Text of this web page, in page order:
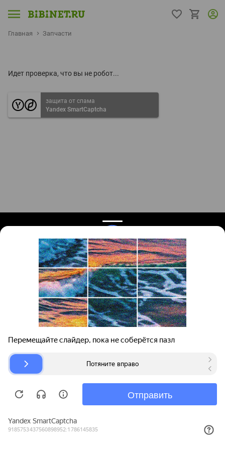
Главная Запчасти
Идет проверка, что вы не робот...
защита от спама
Yandex SmartCaptcha
Поиск запчастей
Для автокомпаний
Авторазборки
О проекте
Помощь
Карта сайта
© bibinet.ru - система поиска запчастей,
Copyright 2010-2026 Все права защищены